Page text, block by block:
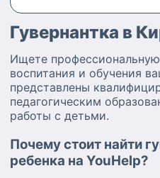
Гувернантка в
Ищете
воспитания и обучения
представлены
педагогическим
работы с детьми.
Почему стоит найти
ребенка на YouHelp?